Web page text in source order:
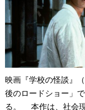
映画『学校の怪談』
後のロードショー」
る。 本作は、社会